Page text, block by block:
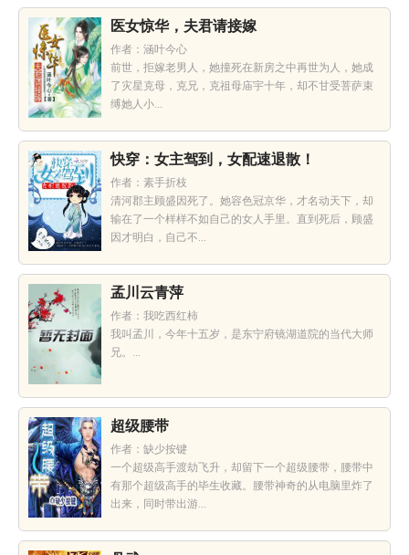
医女惊华，夫君请接嫁
作者：涵叶今心
前世，拒嫁老男人，她撞死在新房之中再世为人，她成
了灾星克母，克兄，克祖母庙宇十年，却不甘受菩萨束
缚她人小...
快穿：女主驾到，女配速退散！
作者：素手折枝
清河郡主顾盛因死了。她容色冠京华，才名动天下，却
输在了一个样样不如自己的女人手里。直到死后，顾盛
因才明白，自己不...
孟川云青萍
作者：我吃西红柿
我叫孟川，今年十五岁，是东宁府镜湖道院的当代大师
兄。...
超级腰带
作者：缺少按键
一个超级高手渡劫飞升，却留下一个超级腰带，腰带中
有那个超级高手的毕生收藏。腰带神奇的从电脑里炸了
出来，同时带出游...